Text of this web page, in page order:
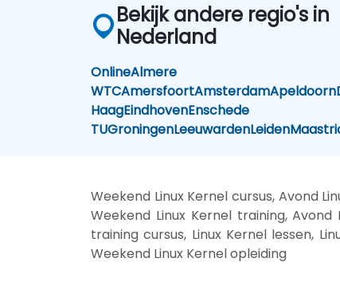
Bekijk andere regio's in
Nederland
OnlineAlmere
WTCAmersfoortAmsterdamApeldoorn
HaagEindhovenEnschede
TUGroningenLeeuwardenLeiden
Weekend Linux Kernel cursus, Avond
Weekend Linux Kernel training,
training cursus, Linux Kernel lessen,
Weekend Linux Kernel opleiding